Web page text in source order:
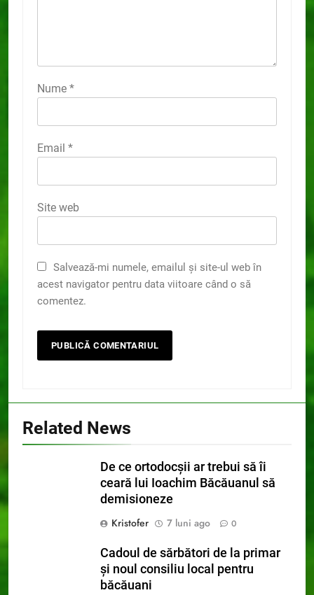
Nume *
Email *
Site web
Salvează-mi numele, emailul și site-ul web în
acest navigator pentru data viitoare când o să
comentez.
Related News
De ce ortodocșii ar trebui să îi
ceară lui Ioachim Băcăuanul să
demisioneze
Kristofer
7 luni ago 0
Cadoul de sărbători de la primar
și noul consiliu local pentru
băcăuani